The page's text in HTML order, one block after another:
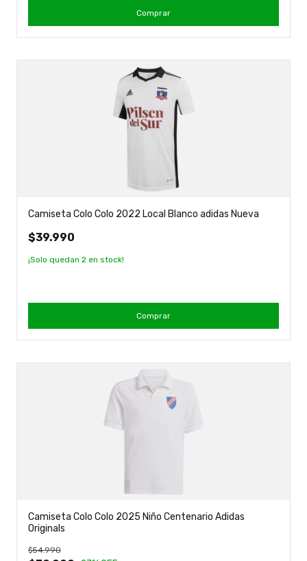
Comprar
Camiseta Colo Colo 2022 Local Blanco adidas Nueva
$39.990
¡Solo quedan 2 en stock!
Comprar
Camiseta Colo Colo 2025 Niño Centenario Adidas
Originals
$54.990